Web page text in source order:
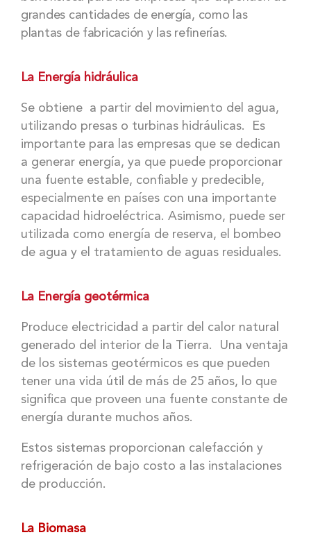
grandes cantidades de energía, como las
plantas de fabricación y las refinerías.
La Energía hidráulica
Se obtiene a partir del movimiento del agua,
utilizando presas o turbinas hidráulicas. Es
importante para las empresas que se dedican
a generar energía, ya que puede proporcionar
una fuente estable, confiable y predecible,
especialmente en países con una importante
capacidad hidroeléctrica. Asimismo, puede ser
utilizada como energía de reserva, el bombeo
de agua y el tratamiento de aguas residuales.
La Energía geotérmica
Produce electricidad a partir del calor natural
generado del interior de la Tierra. Una ventaja
de los sistemas geotérmicos es que pueden
tener una vida útil de más de 25 años, lo que
significa que proveen una fuente constante de
energía durante muchos años.
Estos sistemas proporcionan calefacción y
refrigeración de bajo costo a las instalaciones
de producción.
La Biomasa